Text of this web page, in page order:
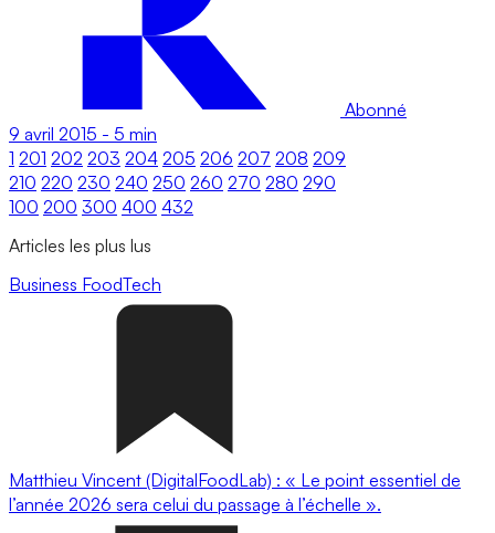
Abonné
9 avril 2015 - 5 min
1 201 202 203 204 205 206 207 208 209
210 220 230 240 250 260 270 280 290
100 200 300 400 432
Articles les plus lus
Business FoodTech
Matthieu Vincent (DigitalFoodLab) : « Le point essentiel de
l’année 2026 sera celui du passage à l’échelle ».